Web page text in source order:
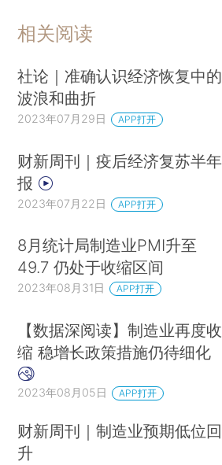
相关阅读
社论｜准确认识经济恢复中的
波浪和曲折
2023年07月29日 APP打开
财新周刊｜疫后经济复苏半年
报
2023年07月22日 APP打开
8月统计局制造业PMI升至
49.7 仍处于收缩区间
2023年08月31日 APP打开
【数据深阅读】制造业再度收
缩 稳增长政策措施仍待细化
2023年08月05日 APP打开
财新周刊｜制造业预期低位回
升